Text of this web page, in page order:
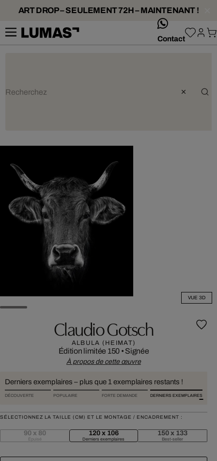
ART DROP – SEULEMENT 72H – MAINTENANT !
Contact
VUE 3D
Claudio Gotsch
ALBULA (HEIMAT)
Édition limitée 150 • Signée
À propos de cette œuvre
Derniers exemplaires – plus que 1 exemplaires restants !
DÉCOUVERTE POPULAIRE FORTE DEMANDE DERNIERS EXEMPLAIRES
SÉLECTIONNEZ LA TAILLE (CM) ET LE MONTAGE / ENCADREMENT :
90 x 80
Épuisé
120 x 106
Derniers exemplaires
150 x 133
Best-seller